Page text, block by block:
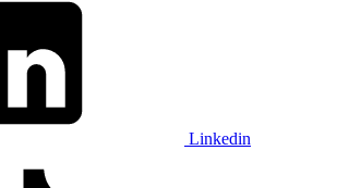
Linkedin